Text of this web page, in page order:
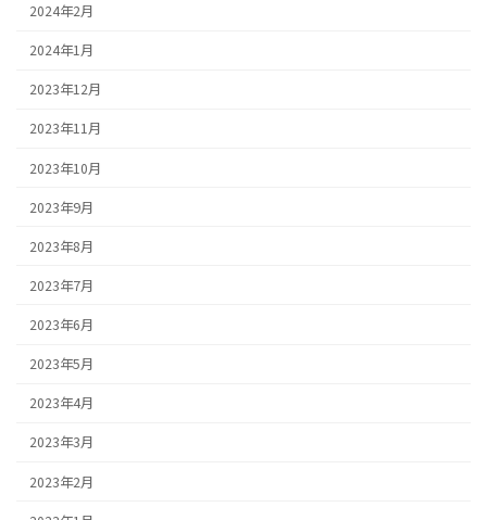
2024年2月
2024年1月
2023年12月
2023年11月
2023年10月
2023年9月
2023年8月
2023年7月
2023年6月
2023年5月
2023年4月
2023年3月
2023年2月